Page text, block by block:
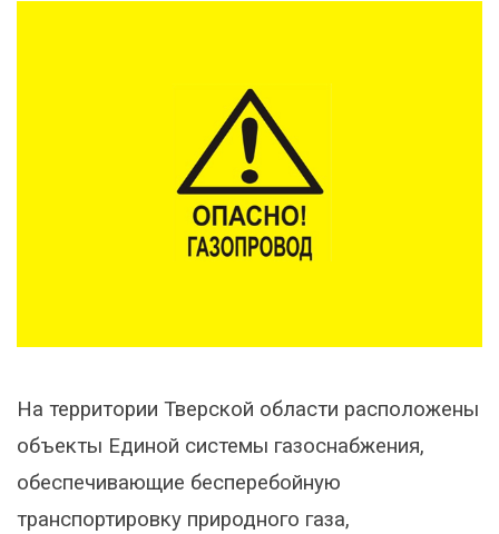
На территории Тверской области расположены
объекты Единой системы газоснабжения,
обеспечивающие бесперебойную
транспортировку природного газа,